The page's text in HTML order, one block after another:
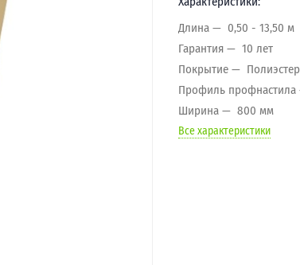
Длина
0,50 - 13,50 м
Гарантия
10 лет
Покрытие
Полиэстер
Профиль профнастила
Ширина
800 мм
Все характеристики